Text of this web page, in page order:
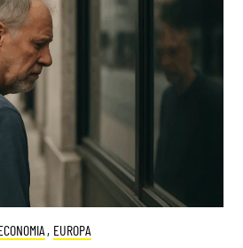
, EUROPA